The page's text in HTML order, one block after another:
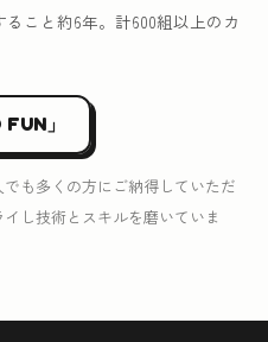
こと約6年。計600組以上のカ
」
も多くの方にご納得していただ
し技術とスキルを磨いていま